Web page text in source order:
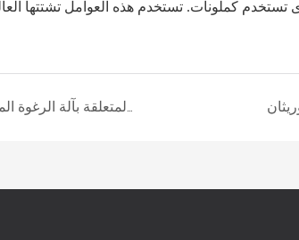
تستخدم كملونات. تستخدم هذه العوامل تشتتها
الحسابات المتعلقة بآلة الرغوة المستمرة والتشغيل اليومي للرغوة